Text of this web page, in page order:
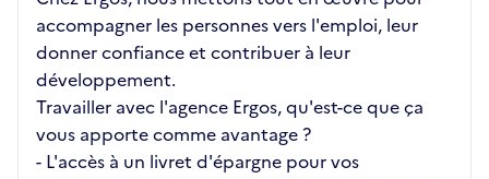
accompagner les personnes vers l'emploi, leur
donner confiance et contribuer à leur
développement.
Travailler avec l'agence Ergos, qu'est-ce que ça
vous apporte comme avantage ?
- L'accès à un livret d'épargne pour vos